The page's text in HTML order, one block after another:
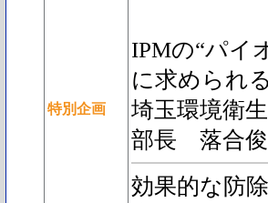
特別企画
IPMの“パイ
に求められ
埼玉環境衛
部長 落合俊
効果的な防